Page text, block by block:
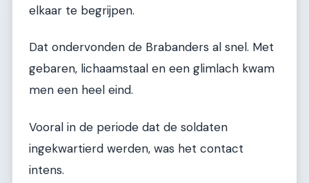
elkaar te begrijpen.
Dat ondervonden de Brabanders al snel. Met
gebaren, lichaamstaal en een glimlach kwam
men een heel eind.
Vooral in de periode dat de soldaten
ingekwartierd werden, was het contact
intens.